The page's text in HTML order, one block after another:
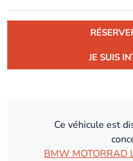
JE SUIS
Ce véhicule est
BMW MOTORRAD